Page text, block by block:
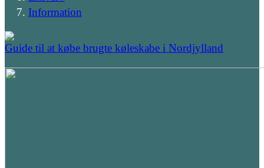
Information
Guide til at købe brugte køleskabe i Nordjylland